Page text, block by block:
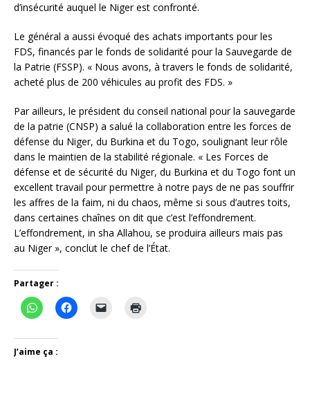
d’insécurité auquel le Niger est confronté.
Le général a aussi évoqué des achats importants pour les
FDS, financés par le fonds de solidarité pour la Sauvegarde de
la Patrie (FSSP). « Nous avons, à travers le fonds de solidarité,
acheté plus de 200 véhicules au profit des FDS. »
Par ailleurs, le président du conseil national pour la sauvegarde
de la patrie (CNSP) a salué la collaboration entre les forces de
défense du Niger, du Burkina et du Togo, soulignant leur rôle
dans le maintien de la stabilité régionale. « Les Forces de
défense et de sécurité du Niger, du Burkina et du Togo font un
excellent travail pour permettre à notre pays de ne pas souffrir
les affres de la faim, ni du chaos, même si sous d’autres toits,
dans certaines chaînes on dit que c’est l’effondrement.
L’effondrement, in sha Allahou, se produira ailleurs mais pas
au Niger », conclut le chef de l’État.
Partager :
J’aime ça :